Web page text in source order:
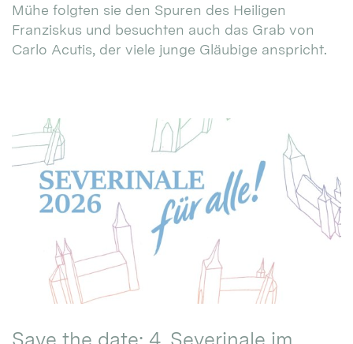
Mühe folgten sie den Spuren des Heiligen
Franziskus und besuchten auch das Grab von
Carlo Acutis, der viele junge Gläubige anspricht.
Save the date: 4. Severinale im